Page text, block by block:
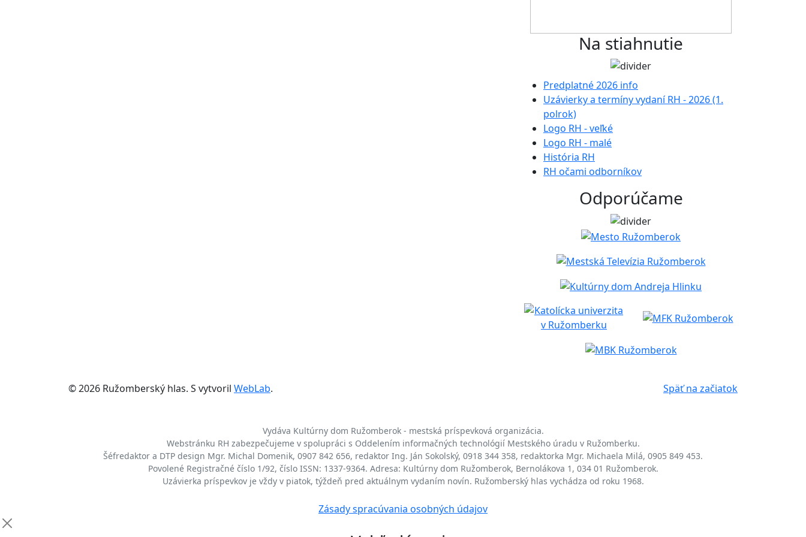
Na stiahnutie
Predplatné 2026 info
Uzávierky a termíny vydaní RH - 2026 (1.
polrok)
Logo RH - veľké
Logo RH - malé
História RH
RH očami odborníkov
Odporúčame
© 2026 Ružomberský hlas. S vytvoril WebLab. Späť na začiatok
Vydáva Kultúrny dom Ružomberok - mestská príspevková organizácia.
Webstránku RH zabezpečujeme v spolupráci s Oddelením informačných technológií Mestského úradu v Ružomberku.
Šéfredaktor a DTP design Mgr. Michal Domenik, 0907 842 656, redaktor Ing. Ján Sokolský, 0918 344 358, redaktorka Mgr. Michaela Milá, 0905 849 453.
Povolené Registračné číslo 1/92, číslo ISSN: 1337-9364. Adresa: Kultúrny dom Ružomberok, Bernolákova 1, 034 01 Ružomberok.
Uzávierka príspevkov je vždy v piatok, týždeň pred aktuálnym vydaním novín. Ružomberský hlas vychádza od roku 1968.
Zásady spracúvania osobných údajov